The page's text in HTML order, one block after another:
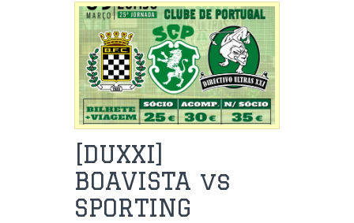
[DUXXI]
BOAVISTA vs
SPORTING